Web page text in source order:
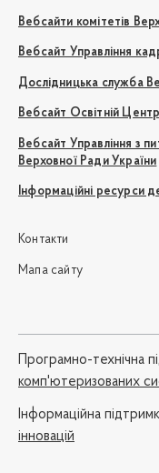
Вебсайти комітетів
Вебсайт Управління
Дослідницька служба
Вебсайт Освітній
Вебсайт Управління з
Верховної Ради України
Інформаційні ресурси
Контакти
Мапа сайту
Програмно-технічна
комп'ютеризованих
Iнформаційна
інновацій